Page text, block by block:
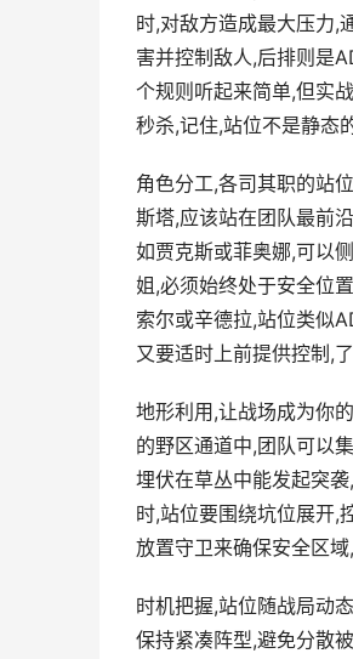
时,对敌方造成最大压力,
害并控制敌人,后排则是
个规则听起来简单,但实
秒杀,记住,站位不是静态
角色分工,各司其职的站
斯塔,应该站在团队最前
如贾克斯或菲奥娜,可以
姐,必须始终处于安全位
索尔或辛德拉,站位类似
又要适时上前提供控制,
地形利用,让战场成为你
的野区通道中,团队可以
埋伏在草丛中能发起突
时,站位要围绕坑位展开,
放置守卫来确保安全区域
时机把握,站位随战局动
保持紧凑阵型,避免分散